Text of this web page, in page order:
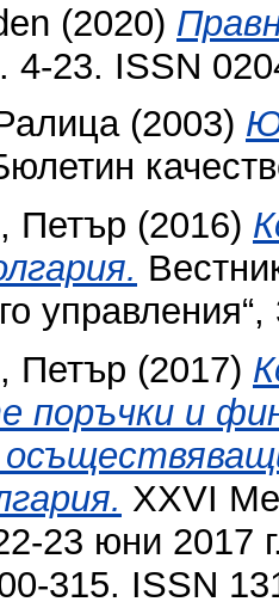
(2020)
4-23. ISSN
(2003)
Петър (2016)
Петър (2017)
поръчки и
XXVI
23 юни 2017
315. ISSN